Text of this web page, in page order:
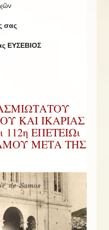
σας
ΕΥΣΕΒΙΟΣ
ΚΑΙ ΙΚΑΡΙΑΣ
ΕΠΕΤΕΙΩι
ΜΕΤΑ ΤΗΣ